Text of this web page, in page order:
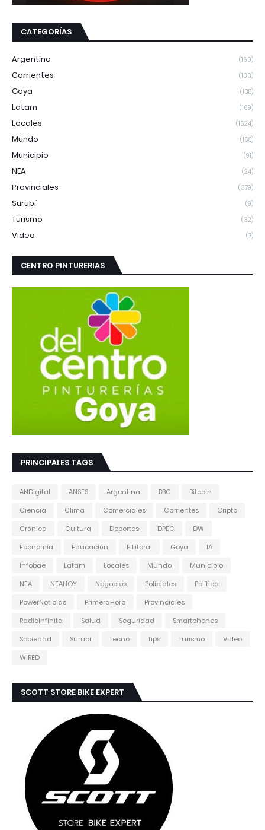
CATEGORÍAS
Argentina (160)
Corrientes (103)
Goya (138)
Latam (169)
Locales (1624)
Mundo (168)
Municipio (91)
NEA (24)
Provinciales (379)
Surubí (9)
Turismo (32)
Video (7)
CENTRO PINTURERIAS
PRINCIPALES TAGS
ANDigital ANSES Argentina BBC
Bitcoin
Ciencia
Clima Comerciales Corrientes
Cripto
Crónica
Cultura Deportes DPEC
DW
Economía
Educación ElLitoral Goya
IA
Infobae
Latam Locales Mundo
Municipio
NEA
NEAHOY Negocios Policiales
Política
PowerNoticias
PrimeraHora
Provinciales
RadioInfinita
Salud Seguridad
Smartphones
Sociedad
Surubí Tecno Tips Turismo
Video
WIRED
SCOTT STORE BIKE EXPERT